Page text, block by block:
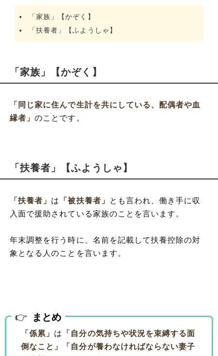
「家族」【かぞく】
「扶養者」【ふようしゃ】
「家族」【かぞく】
「同じ家に住んで生計を共にしている、配偶者や血
縁者」のことです。
「扶養者」【ふようしゃ】
「扶養者」 は 「被扶養者」
とも言われ、働き手に収
入面で援助されている家族のことを言います。
年末調整を行う時に、名前を記載して扶養控除の対
象となる人のことを言います。
まとめ
「係累」 は
「自分の気持ちや状況を束縛する面
倒なこと」
「自分が養わなければならない妻子